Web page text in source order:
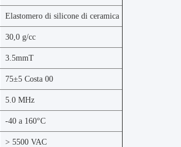
Elastomero di silicone di ceramica
30,0 g/cc
3.5mmT
75±5 Costa 00
5.0 MHz
-40 a 160°C
> 5500 VAC